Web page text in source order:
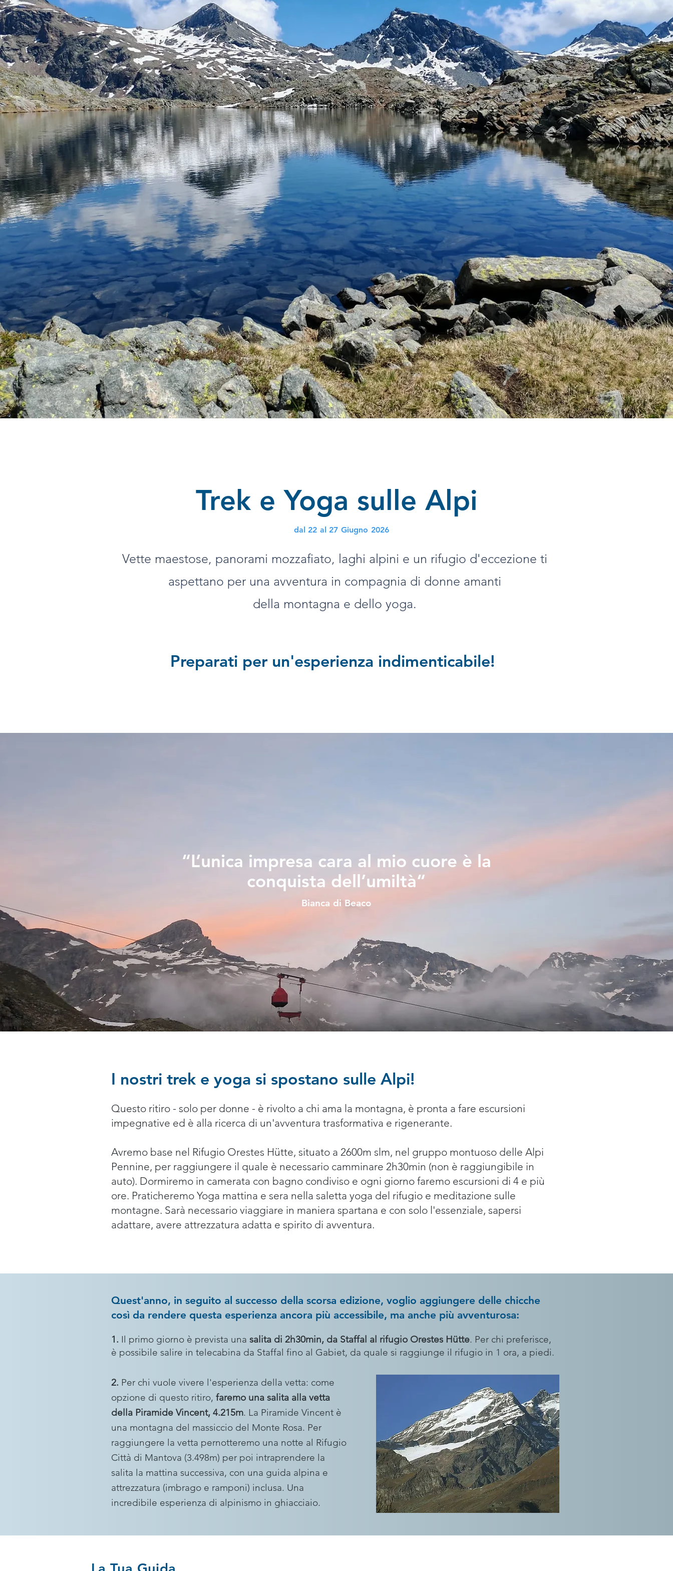
Trek e Yoga sulle Alpi
dal 22 al 27 Giugno 2026
Vette maestose, panorami mozzafiato, laghi alpini e un rifugio d'eccezione ti
aspettano per una avventura in compagnia di donne amanti
della montagna e dello yoga.
Preparati per un'esperienza indimenticabile!
“L’unica impresa cara al mio cuore è la
conquista dell’umiltà“
Bianca di Beaco
I nostri trek e yoga si spostano sulle Alpi!
Questo ritiro - solo per donne - è rivolto a chi ama la montagna, è pronta a fare escursioni
impegnative ed è alla ricerca di un'avventura trasformativa e rigenerante.
Avremo base nel Rifugio Orestes Hütte, situato a 2600m slm, nel gruppo montuoso delle Alpi
Pennine, per raggiungere il quale è necessario camminare 2h30min (non è raggiungibile in
auto). Dormiremo in camerata con bagno condiviso e ogni giorno faremo escursioni di 4 e più
ore. Praticheremo Yoga mattina e sera nella saletta yoga del rifugio e meditazione sulle
montagne. Sarà necessario viaggiare in maniera spartana e con solo l'essenziale, sapersi
adattare, avere attrezzatura adatta e spirito di avventura.
Quest'anno, in seguito al successo della scorsa edizione, voglio aggiungere delle chicche
così da rendere questa esperienza ancora più accessibile, ma anche più avventurosa:
1. Il primo giorno è prevista una salita di 2h30min, da Staffal al rifugio Orestes Hütte. Per chi preferisce,
è possibile salire in telecabina da Staffal fino al Gabiet, da quale si raggiunge il rifugio in 1 ora, a piedi.
2. Per chi vuole vivere l'esperienza della vetta: come
opzione di questo ritiro, faremo una salita alla vetta
della Piramide Vincent, 4.215m. La Piramide Vincent è
una montagna del massiccio del Monte Rosa. Per
raggiungere la vetta pernotteremo una notte al Rifugio
Città di Mantova (3.498m) per poi intraprendere la
salita la mattina successiva, con una guida alpina e
attrezzatura (imbrago e ramponi) inclusa. Una
incredibile esperienza di alpinismo in ghiacciaio.